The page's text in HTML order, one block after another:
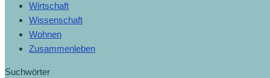
Wirtschaft
Wissenschaft
Wohnen
Zusammenleben
Suchwörter